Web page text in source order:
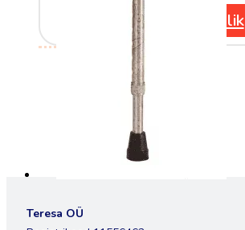
Tee valik
on
the
Teresa OÜ